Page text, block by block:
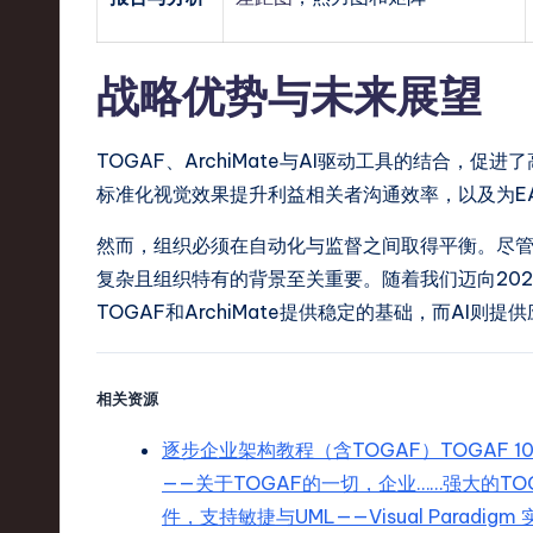
战略优势与未来展望
TOGAF、ArchiMate与AI驱动工具的结合，促进
标准化视觉效果提升利益相关者沟通效率，以及为
然而，组织必须在自动化与监督之间取得平衡。尽
复杂且组织特有的背景至关重要。随着我们迈向
TOGAF和ArchiMate提供稳定的基础，而AI则提
相关资源
逐步企业架构教程（含TOGAF）TOGAF
——关于TOGAF的一切，企业……强大的
件，支持敏捷与UML——Visual Paradigm